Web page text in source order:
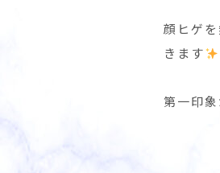
顔ヒゲ
きます
第一印